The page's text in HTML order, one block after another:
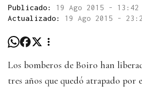
Publicado: 19 Ago 2015 - 13:42
Actualizado: 19 Ago 2015 -
Los bomberos de Boiro han
tres años que quedó atrapado por